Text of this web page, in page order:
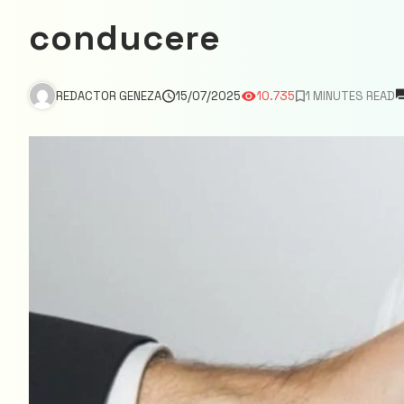
conducere
REDACTOR GENEZA 15/07/2025 10.735 1 MINUTES READ